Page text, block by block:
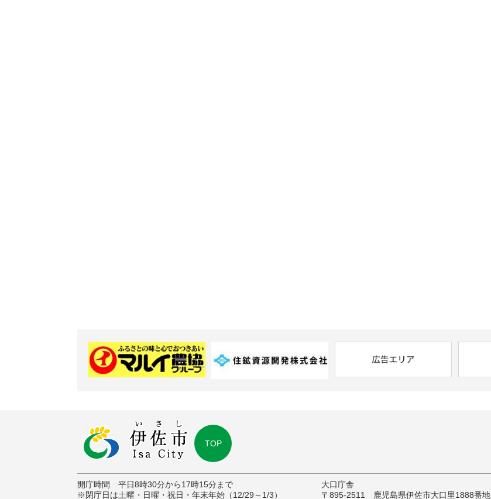
TOP
開庁時間 平日8時30分から17時15分まで
※閉庁日は土曜・日曜・祝日・年末年始（12/29～1/3）
大口庁舎
〒895-2511 鹿児島県伊佐市大口里1888番地